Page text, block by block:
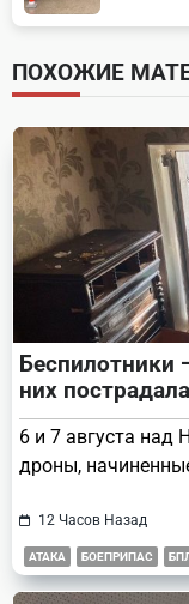
subtitle
screen-
reader-
text">Page</
ПОХОЖИЕ
Беспилотники
них
6 и 7 августа над
дроны,
12 Часов Назад
АТАКА БОЕПРИПАС